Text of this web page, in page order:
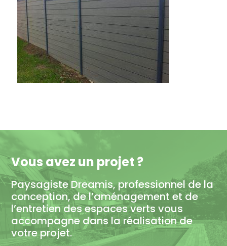
Vous avez un projet ?
Paysagiste Dreamis, professionnel de la
conception, de l’aménagement et de
l’entretien des espaces verts vous
accompagne dans la réalisation de
votre projet.